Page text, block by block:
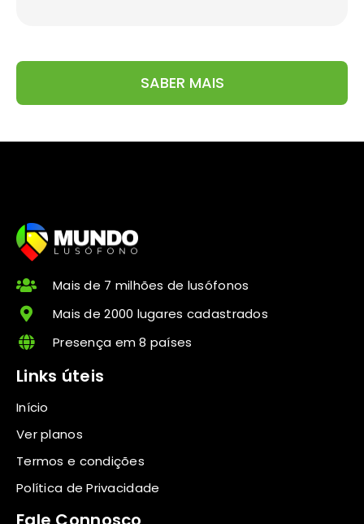
SABER MAIS
Mais de 7 milhões de lusófonos
Mais de 2000 lugares cadastrados
Presença em 8 países
Links úteis
Início
Ver planos
Termos e condições
Política de Privacidade